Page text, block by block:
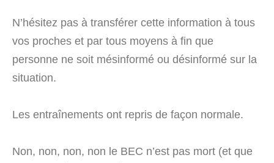
N’hésitez pas à transférer cette information à tous
vos proches et par tous moyens à fin que
personne ne soit mésinformé ou désinformé sur la
situation.
Les entraînements ont repris de façon normale.
Non, non, non, non le BEC n’est pas mort (et que